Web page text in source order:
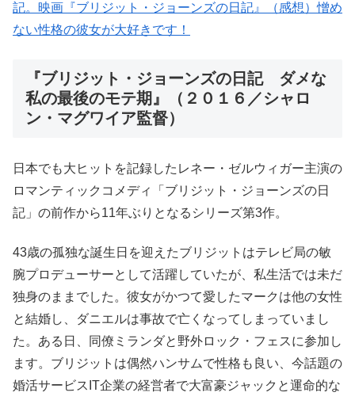
記。映画『ブリジット・ジョーンズの日記』（感想）憎め
ない性格の彼女が大好きです！
『ブリジット・ジョーンズの日記 ダメな
私の最後のモテ期』（２０１６／シャロ
ン・マグワイア監督）
日本でも大ヒットを記録したレネー・ゼルウィガー主演の
ロマンティックコメディ「ブリジット・ジョーンズの日
記」の前作から11年ぶりとなるシリーズ第3作。
43歳の孤独な誕生日を迎えたブリジットはテレビ局の敏
腕プロデューサーとして活躍していたが、私生活では未だ
独身のままでした。彼女がかつて愛したマークは他の女性
と結婚し、ダニエルは事故で亡くなってしまっていまし
た。ある日、同僚ミランダと野外ロック・フェスに参加し
ます。ブリジットは偶然ハンサムで性格も良い、今話題の
婚活サービスIT企業の経営者で大富豪ジャックと運命的な